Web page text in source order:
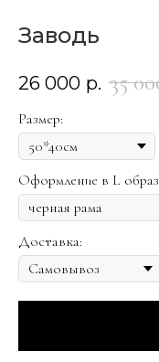
Заводь
26 000 р. 35
Размер:
Оформление в L
Доставка: